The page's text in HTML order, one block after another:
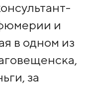
и
в одном из
за